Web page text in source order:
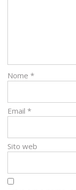
Nome *
Email *
Sito web